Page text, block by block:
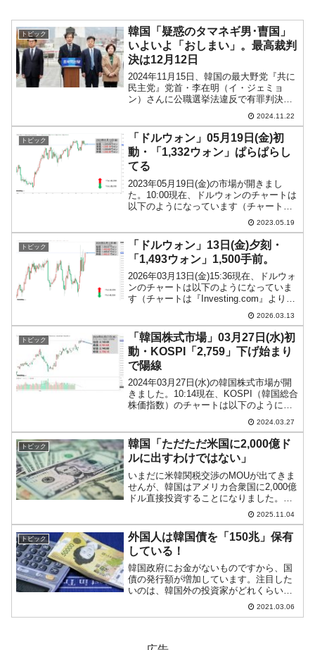
トピック
韓国「疑惑のタマネギ男･曺国」
いよいよ「おしまい」。最高裁判
決は12月12日
2024年11月15日、韓国の最大野党『共に
民主党』党首・李在明（イ・ジェミョ
ン）さんに公職選挙法違反で有罪判決が
出ました。11月21日、李在明（イ・ジェ
ミョン）さんは正式に控訴し、第二審に
進むことになりました。この裁判は大法
院（最高裁判所...
2024.11.22
トピック
「ドルウォン」05月19日(金)初
動・「1,332ウォン」ぱらぱらし
てる
2023年05月19日(金)の市場が開きまし
た。10:00現在、ドルウォンのチャートは
以下のようになっています（チャートは
『Investing.com』より引用）。これから
ローソク足の修正が入るかもしれません
が、前日は壮絶なコマ足になりまし...
2023.05.19
トピック
「ドルウォン」13日(金)夕刻・
「1,493ウォン」1,500手前。
2026年03月13日(金)15:36現在、ドルウォ
ンのチャートは以下のようになっていま
す（チャートは『Investing.com』より引
用）。ローソク足の調整が入りました。
前日の終値は「1ドル＝1,493ウォン」と
なり、本日がどこで締まる...
2026.03.13
トピック
「韓国株式市場」03月27日(水)初
動・KOSPI「2,759」下げ始まり
で陽線
2024年03月27日(水)の韓国株式市場が開
きました。10:14現在、KOSPI（韓国総合
株価指数）のチャートは以下のようにな
『Investing.com』より引用）。下げて始
まりましたが現在のところ陽線。
KOSPI...
2024.03.27
トピック
韓国「ただただ米国に2,000億ド
ルに出すわけではない」
いまだに米韓関税交渉のMOUが出てきま
せんが、韓国はアメリカ合衆国に2,000億
ドル直接投資することになりました。韓
国メディアでは「日本よりはマシな妥
結」と大喜びしていますが、先にご紹介
したとおり、ダメージが大きいのは韓国
の方が甚大です。で...
2025.11.04
トピック
外国人は韓国債を「150兆」保有
している！
韓国政府にお金がないものですから、国
債の発行額が増加しています。注目した
いのは、韓国外の投資家がどれくらい韓
国債を保有しているかです。以下をご覧
ください。上掲のとおり、2020年末時点
2021.03.06